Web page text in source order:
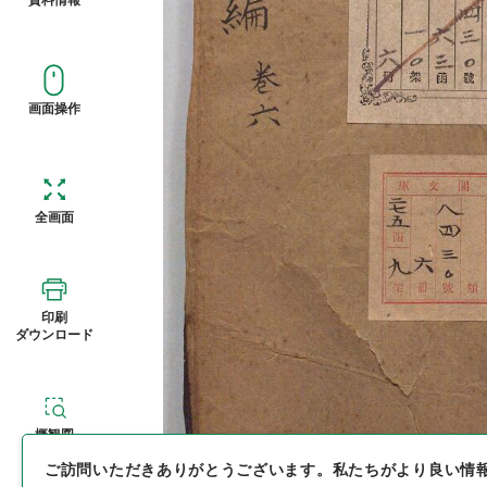
画面操作
全画面
印刷
ダウンロード
概観図
ご訪問いただきありがとうございます。 私たちがより良い情